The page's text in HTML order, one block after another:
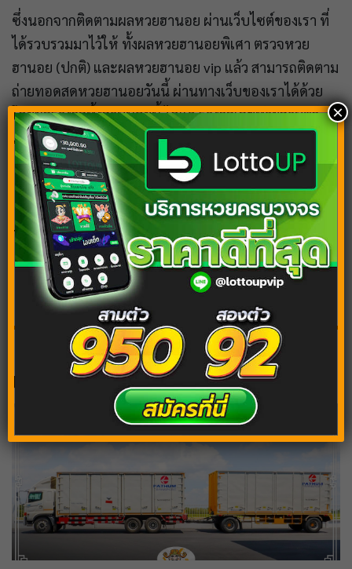
ซึ่งนอกจากติดตามผลหวยฮานอย ผ่านเว็บไซต์ของเรา ที่
ได้รวบรวมมาไว้ให้ ทั้งผลหวยฮานอยพิเศา ตรวจหวย
ฮานอย (ปกติ) และผลหวยฮานอย vip แล้ว สามารถติดตาม
ถ่ายทอดสดหวยฮานอยวันนี้ ผ่านทางเว็บของเราได้ด้วย
โดยผลรางวัลทั้งสามนอยนี้ ได้แก่ รางวัลเลขท้ายสามตัว
เลขสองตัวบน และเลขสองตัวล่าง เป็นต้น
Tags: ตรวจหวยฮานอย
ผลหวยฮานอย
หวยฮานอย
บทความต้องอ่านต่อ
×